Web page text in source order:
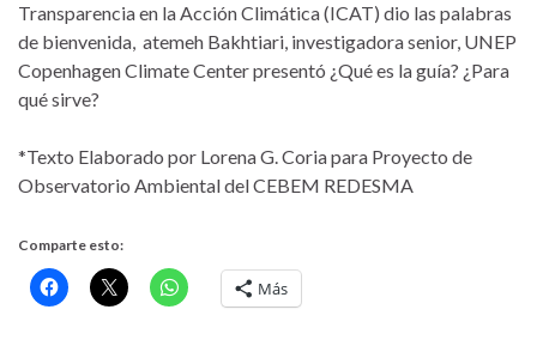
Transparencia en la Acción Climática (ICAT) dio las palabras
de bienvenida, atemeh Bakhtiari, investigadora senior, UNEP
Copenhagen Climate Center presentó ¿Qué es la guía? ¿Para
qué sirve?
*Texto Elaborado por Lorena G. Coria para Proyecto de
Observatorio Ambiental del CEBEM REDESMA
Comparte esto:
Más